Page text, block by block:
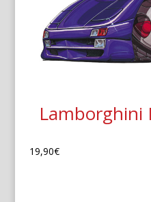
Lamborghini
19,90€